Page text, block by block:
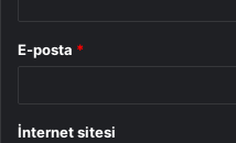
E-posta *
İnternet sitesi